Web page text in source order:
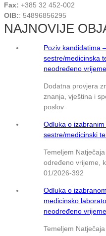
Fax: +385 32 452-002
OIB:: 54896856295
NAJNOVIJE
Poziv kandidatima
sestre/medicinska
neodređeno vrijeme
Dodatna provjera
znanja, vještina i
poslov
Odluka o
sestre/medicinski
Temeljem
određeno vrijeme,
01/2026-392
Odluka o
medicinsko
neodređeno vrijeme
Temeljem